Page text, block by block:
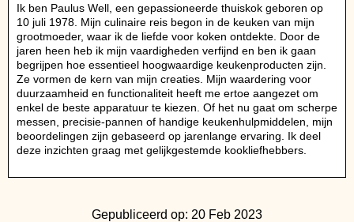
Ik ben Paulus Well, een gepassioneerde thuiskok geboren op
10 juli 1978. Mijn culinaire reis begon in de keuken van mijn
grootmoeder, waar ik de liefde voor koken ontdekte. Door de
jaren heen heb ik mijn vaardigheden verfijnd en ben ik gaan
begrijpen hoe essentieel hoogwaardige keukenproducten zijn.
Ze vormen de kern van mijn creaties. Mijn waardering voor
duurzaamheid en functionaliteit heeft me ertoe aangezet om
enkel de beste apparatuur te kiezen. Of het nu gaat om scherpe
messen, precisie-pannen of handige keukenhulpmiddelen, mijn
beoordelingen zijn gebaseerd op jarenlange ervaring. Ik deel
deze inzichten graag met gelijkgestemde kookliefhebbers.
Gepubliceerd op: 20 Feb 2023